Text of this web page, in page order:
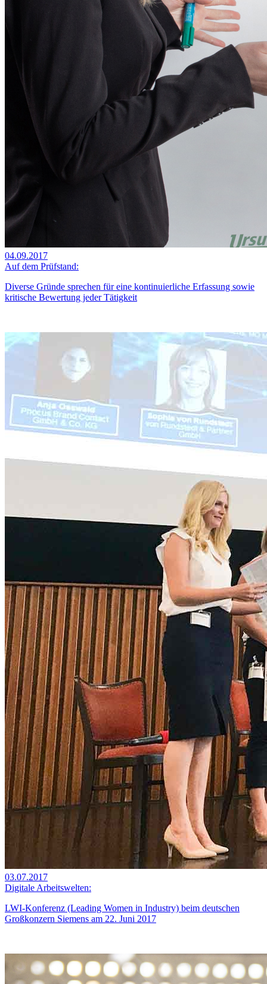
04.09.2017
Auf dem Prüfstand:
Diverse Gründe sprechen für eine kontinuierliche Erfassung sowie
kritische Bewertung jeder Tätigkeit
03.07.2017
Digitale Arbeitswelten:
LWI-Konferenz (Leading Women in Industry) beim deutschen
Großkonzern Siemens am 22. Juni 2017